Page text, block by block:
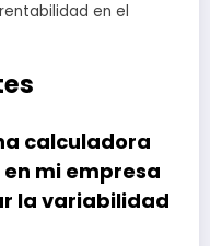
en el
calculadora
mi empresa
la variabilidad